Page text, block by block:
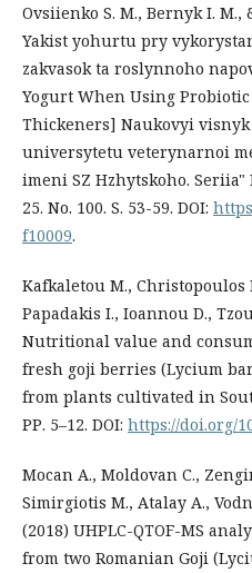
Ovsiienko S. M., Bernyk I. M.,
Yakist yohurtu pry
zakvasok ta roslynnoho
Yogurt When Using
Thickeners] Naukovyi
universytetu veterynarnoi
imeni SZ Hzhytskoho.
25. No. 100. S. 53-59. DOI:
f10009.
Kafkaletou M., Christopoulos
Papadakis I., Ioannou D.,
Nutritional value and
fresh goji berries (Lycium
from plants cultivated in
РР. 5–12. DOI: https://doi.org/
Mocan A., Moldovan C.,
Simirgiotis M., Atalay A.,
(2018) UHPLC-QTOF-MS
from two Romanian Goji